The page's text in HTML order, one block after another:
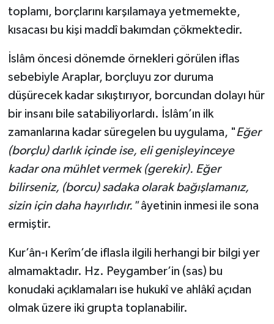
toplamı, borçlarını karşılamaya yetmemekte,
kısacası bu kişi maddî bakımdan çökmektedir.
İslâm öncesi dönemde örnekleri görülen iflas
sebebiyle Araplar, borçluyu zor duruma
düşürecek kadar sıkıştırıyor, borcundan dolayı hür
bir insanı bile satabiliyorlardı. İslâm’ın ilk
zamanlarına kadar süregelen bu uygulama, "Eğer
(borçlu) darlık içinde ise, eli genişleyinceye
kadar ona mühlet vermek (gerekir). Eğer
bilirseniz, (borcu) sadaka olarak bağışlamanız,
sizin için daha hayırlıdır."âyetinin inmesi ile sona
ermiştir.
Kur’ân-ı Kerîm’de iflasla ilgili herhangi bir bilgi yer
almamaktadır. Hz. Peygamber’in (sas) bu
konudaki açıklamaları ise hukukî ve ahlâkî açıdan
olmak üzere iki grupta toplanabilir.
Muş Müftülüğü
Niğde Müftülüğü
Ordu Müftülüğü
Osmaniye Müftülüğü
Rize Müftülüğü
Sakarya Müftülüğü
Siirt Müftülüğü